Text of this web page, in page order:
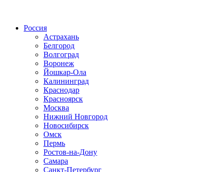
Россия
Астрахань
Белгород
Волгоград
Воронеж
Йошкар-Ола
Калининград
Краснодар
Красноярск
Москва
Нижний Новгород
Новосибирск
Омск
Пермь
Ростов-на-Дону
Самара
Санкт-Петербург